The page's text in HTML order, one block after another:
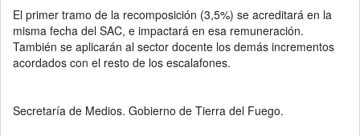
El primer tramo de la recomposición (3,5%) se acreditará en la
misma fecha del SAC, e impactará en esa remuneración.
También se aplicarán al sector docente los demás incrementos
acordados con el resto de los escalafones.
Secretaría de Medios. Gobierno de Tierra del Fuego.